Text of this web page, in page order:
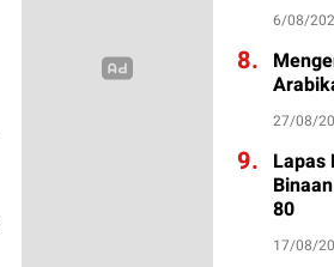
6/08/
8.
27/08/
9. Lapas
80
17/08/